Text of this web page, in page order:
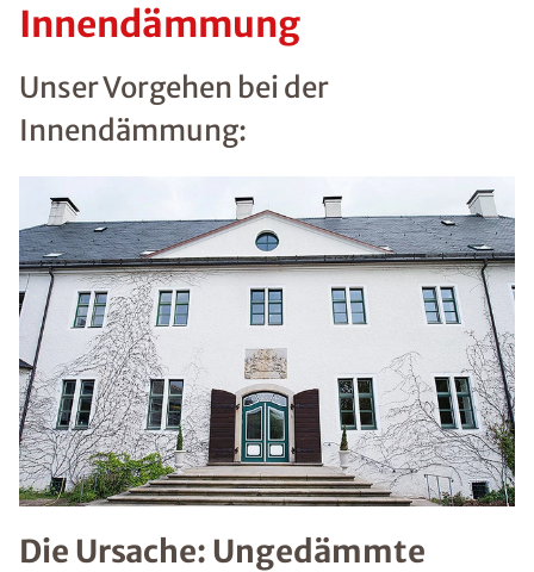
Innendämmung
Unser Vorgehen bei der
Innendämmung:
Die Ursache: Ungedämmte